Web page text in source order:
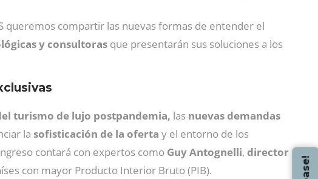
queremos compartir las nuevas formas de entender el
y consultoras que presentarán sus soluciones a los
turismo de lujo postpandemia, las nuevas demandas
la sofisticación de la oferta y el entorno de los
contará con expertos como Guy Antognelli, director
con mayor Producto Interior Bruto (PIB).